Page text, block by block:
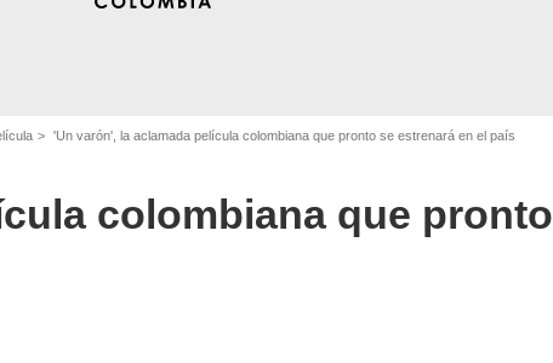
'Un varón', la aclamada película colombiana que pronto se estrenará en el país
colombiana que pronto